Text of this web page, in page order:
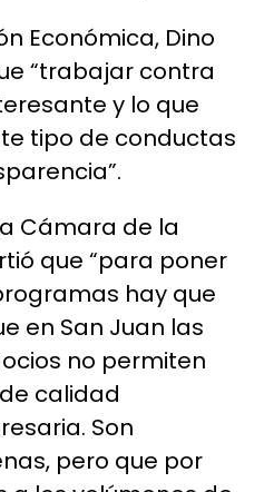
Económica, Dino
“trabajar contra
y lo que
tipo de conductas
Cámara de la
que “para poner
hay que
en San Juan las
no permiten
calidad
Son
pero que por